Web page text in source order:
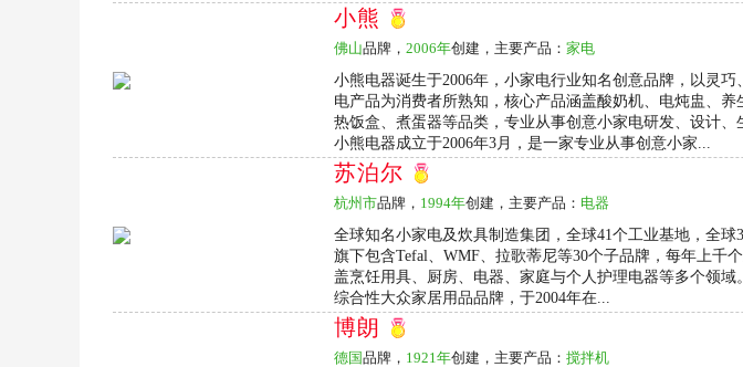
小熊
佛山品牌， 2006年创建，主要产品： 家电
小熊电器诞生于2006年，小家电行业知名创意品牌，以灵巧
电产品为消费者所熟知，核心产品涵盖酸奶机、电炖盅、养
热饭盒、煮蛋器等品类，专业从事创意小家电研发、设计、
小熊电器成立于2006年3月，是一家专业从事创意小家...
苏泊尔
杭州市品牌， 1994年创建，主要产品： 电器
全球知名小家电及炊具制造集团，全球41个工业基地，全球
旗下包含Tefal、WMF、拉歌蒂尼等30个子品牌，每年上千
盖烹饪用具、厨房、电器、家庭与个人护理电器等多个领域
综合性大众家居用品品牌，于2004年在...
博朗
德国品牌， 1921年创建，主要产品： 搅拌机